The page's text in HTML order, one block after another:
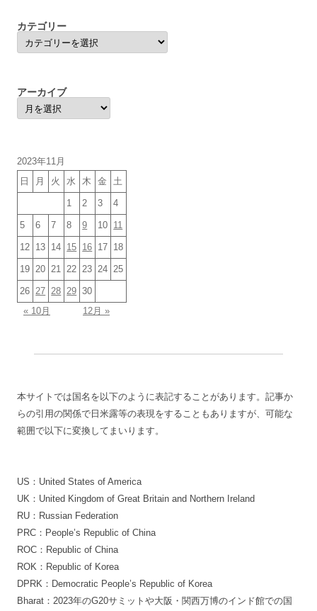
カテゴリー
カ
テ
ゴ
アーカイブ
ア
ー
カ
2023年11月
日
月 火 水 木 金 土
1 2 3 4
5 6 7 8 9 10 11
12 13 14 15 16 17 18
19 20 21 22 23 24 25
26 27 28 29 30
« 10月
12月 »
本サイトでは国名を以下のように表記することがあります。記事か
らの引用の関係で日米露等の表現をすることもありますが、可能な
範囲で以下に変換してまいります。
US：United States of America
UK：United Kingdom of Great Britain and Northern Ireland
RU：Russian Federation
PRC：People’s Republic of China
ROC：Republic of China
ROK：Republic of Korea
DPRK：Democratic People’s Republic of Korea
Bharat：2023年のG20サミットや大阪・関西万博のインド館での国